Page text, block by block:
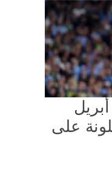
على